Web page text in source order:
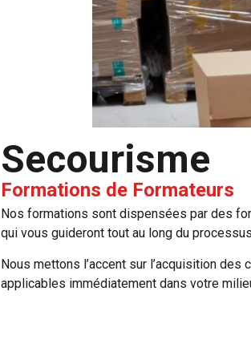
Secourisme
Formations de Formateurs
Nos formations sont dispensées par des
qui vous guideront tout au long du
Nous mettons l’accent sur l’acquisition
applicables immédiatement dans votre